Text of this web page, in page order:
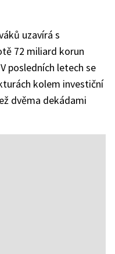
uzavírá s
72 miliard korun
posledních letech se
kolem investiční
dvěma dekádami